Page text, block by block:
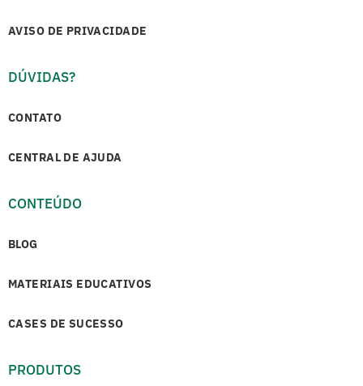
AVISO DE PRIVACIDADE
DÚVIDAS?
CONTATO
CENTRAL DE AJUDA
CONTEÚDO
BLOG
MATERIAIS EDUCATIVOS
CASES DE SUCESSO
PRODUTOS